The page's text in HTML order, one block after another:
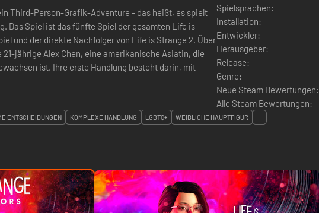
Third-Person-Grafik-Adventure - das heißt, es spielt
Das Spiel ist das fünfte Spiel der gesamten Life is
der direkte Nachfolger von Life is Strange 2. Über
21-jährige Alex Chen, eine amerikanische Asiatin, die
ist. Ihre erste Handlung besteht darin, mit
Spielsprachen:
Installation:
Entwickler:
Herausgeber:
Release:
Genre:
Neue Steam Bewertungen:
Alle Steam Bewertungen:
ENTSCHEIDUNGEN KOMPLEXE HANDLUNG LGBTQ+ WEIBLICHE HAUPTFIGUR ...